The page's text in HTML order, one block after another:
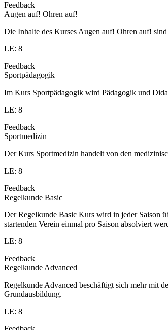
Feedback
Augen auf! Ohren auf!
Die Inhalte des Kurses Augen auf! Ohren auf!
LE: 8
Feedback
Sportpädagogik
Im Kurs Sportpädagogik wird Pädagogik und
LE: 8
Feedback
Sportmedizin
Der Kurs Sportmedizin handelt von den
LE: 8
Feedback
Regelkunde Basic
Der Regelkunde Basic Kurs wird in jeder Saison
startenden Verein einmal pro Saison absolviert
LE: 8
Feedback
Regelkunde Advanced
Regelkunde Advanced beschäftigt sich mehr mit
Grundausbildung.
LE: 8